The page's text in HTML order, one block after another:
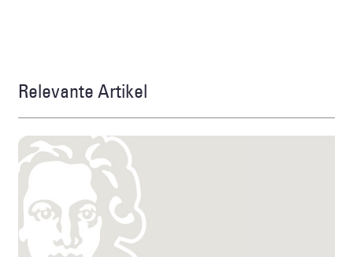
Relevante Artikel